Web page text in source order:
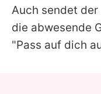
Auch sendet
die abwesende
"Pass auf dich